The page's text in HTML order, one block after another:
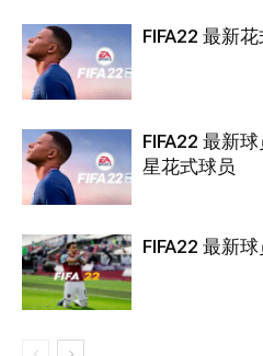
FIFA22 最新
FIFA22 最新
星花式球员
FIFA22 最新